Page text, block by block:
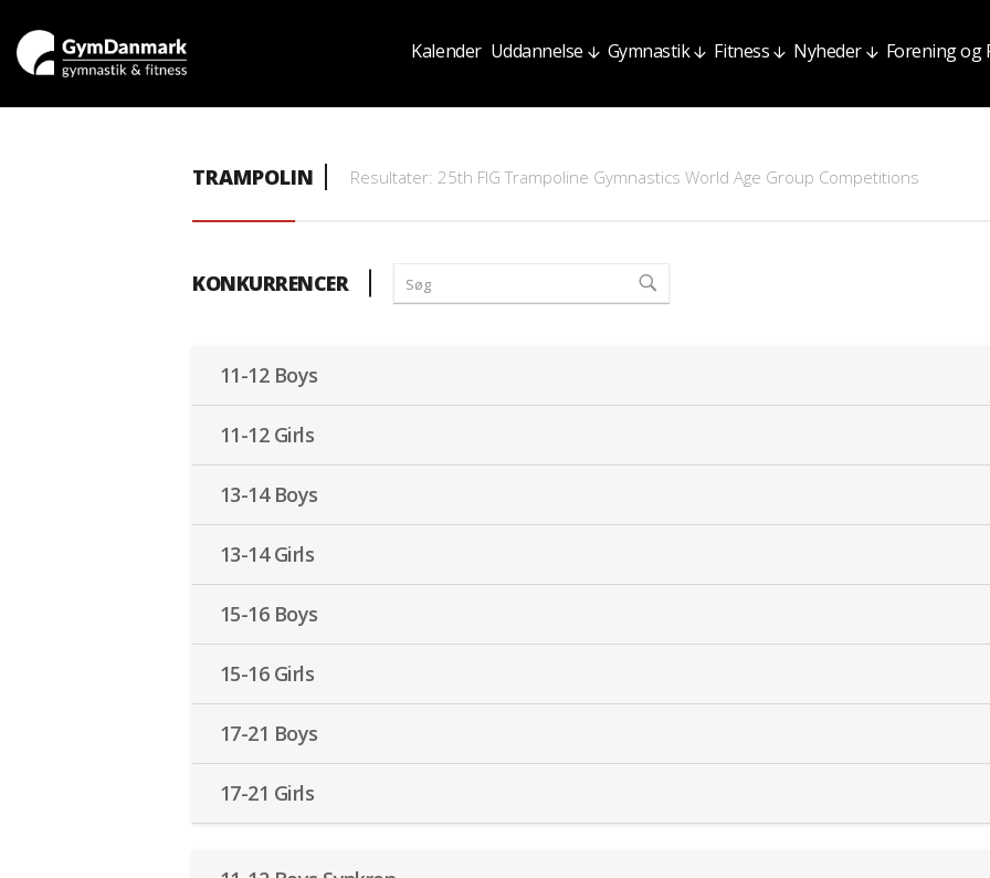
Kalender Uddannelse Gymnastik Fitness Nyheder Forening og
TRAMPOLIN Resultater: 25th FIG Trampoline Gymnastics World Age Group Competitions
KONKURRENCER
11-12 Boys
11-12 Girls
13-14 Boys
13-14 Girls
15-16 Boys
15-16 Girls
17-21 Boys
17-21 Girls